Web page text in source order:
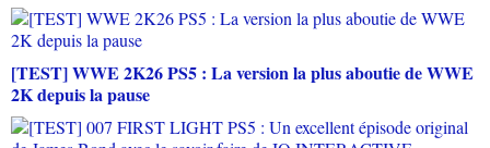
[TEST] WWE 2K26 PS5 : La version la plus aboutie de WWE
2K depuis la pause